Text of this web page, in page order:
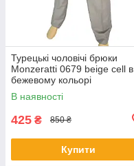
Турецькі чоловічі брюки
Monzeratti 0679 beige cell в
бежевому кольорі
В наявності
425 ₴ 850 ₴
Купити